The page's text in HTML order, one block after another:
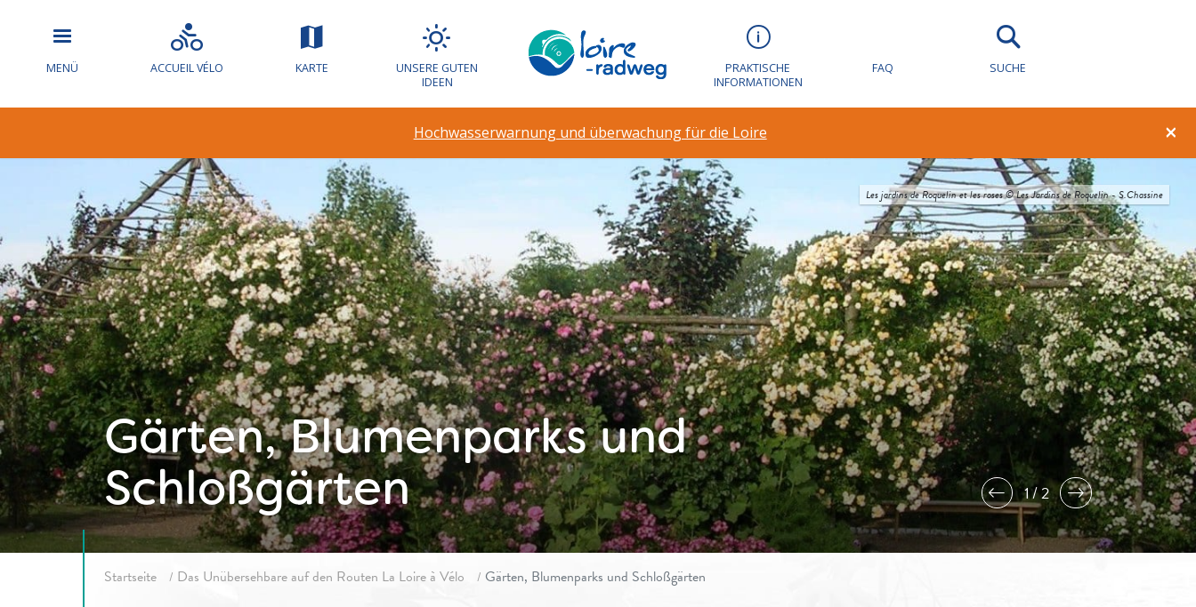
MENÜ ACCUEIL VÉLO KARTE
UNSERE GUTEN
IDEEN
PRAKTISCHE
INFORMATIONEN
FAQ SUCHE
×
Hochwasserwarnung und überwachung für die Loire
Gärten, Blumenparks und
Schloßgärten
2 2
Les jardins de Roquelin et les roses © Les Jardins de Roquelin - S.Chassine
Tableau dans le parc du château de Beauregard © beauregard-loire.com
Startseite Das Unübersehbare auf den Routen La Loire à Vélo Gärten, Blumenparks und Schloßgärten